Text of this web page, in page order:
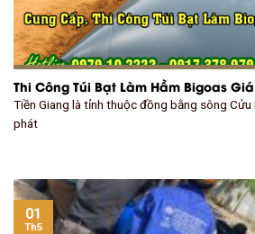
Thi Công Túi Bạt Làm Hầm Bigoas
Tiền Giang là tỉnh thuộc đồng bằng sông
phát
01
Th5